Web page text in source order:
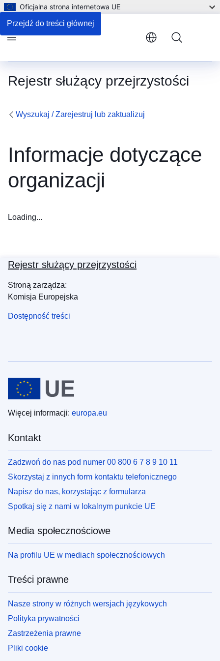
Przejdź do treści głównej
Oficjalna strona internetowa UE
Rejestr służący przejrzystości
Wyszukaj / Zarejestruj lub zaktualizuj
Informacje dotyczące
organizacji
Loading...
Rejestr służący przejrzystości
Stroną zarządza:
Komisja Europejska
Dostępność treści
Więcej informacji: europa.eu
Kontakt
Zadzwoń do nas pod numer 00 800 6 7 8 9 10 11
Skorzystaj z innych form kontaktu telefonicznego
Napisz do nas, korzystając z formularza
Spotkaj się z nami w lokalnym punkcie UE
Media społecznościowe
Na profilu UE w mediach społecznościowych
Treści prawne
Nasze strony w różnych wersjach językowych
Polityka prywatności
Zastrzeżenia prawne
Pliki cookie